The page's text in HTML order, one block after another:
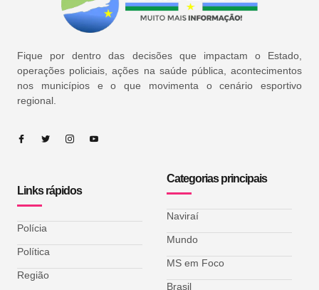
Fique por dentro das decisões que impactam o Estado,
operações policiais, ações na saúde pública, acontecimentos
nos municípios e o que movimenta o cenário esportivo
regional.
Links rápidos
Polícia
Política
Região
Categorias principais
Naviraí
Mundo
MS em Foco
Brasil